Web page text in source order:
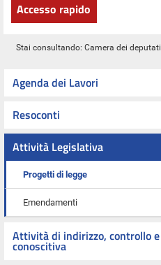
Accesso rapido
Stai consultando: Camera dei deputati
Agenda dei Lavori
Resoconti
Attività Legislativa
Progetti di legge
Emendamenti
Attività di indirizzo, controllo e
conoscitiva